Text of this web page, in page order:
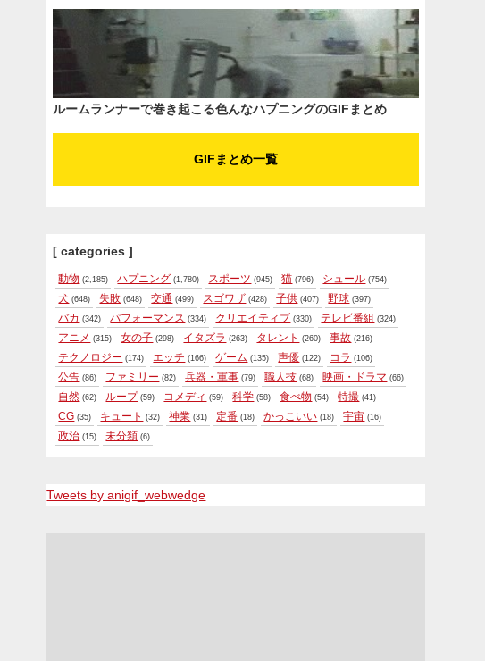
ルームランナーで巻き起こる色んなハプニングのGIFまとめ
GIFまとめ一覧
[ categories ]
動物 (2,185) ハプニング (1,780) スポーツ (945) 猫 (796) シュール (754)
犬 (648) 失敗 (648) 交通 (499) スゴワザ (428) 子供 (407) 野球 (397)
バカ (342) パフォーマンス (334) クリエイティブ (330) テレビ番組 (324)
アニメ (315) 女の子 (298) イタズラ (263) タレント (260) 事故 (216)
テクノロジー (174) エッチ (166) ゲーム (135) 声優 (122) コラ (106)
公告 (86) ファミリー (82) 兵器・軍事 (79) 職人技 (68) 映画・ドラマ (66)
自然 (62) ループ (59) コメディ (59) 科学 (58) 食べ物 (54) 特撮 (41)
CG (35) キュート (32) 神業 (31) 定番 (18) かっこいい (18) 宇宙 (16)
政治 (15) 未分類 (6)
Tweets by anigif_webwedge